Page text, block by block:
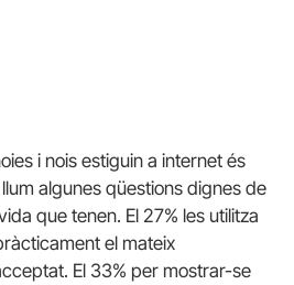
i nois estiguin a internet és
algunes qüestions dignes de
que tenen. El 27% les utilitza
el mateix
El 33% per mostrar-se